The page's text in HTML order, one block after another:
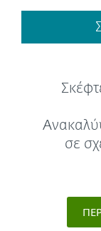
σε